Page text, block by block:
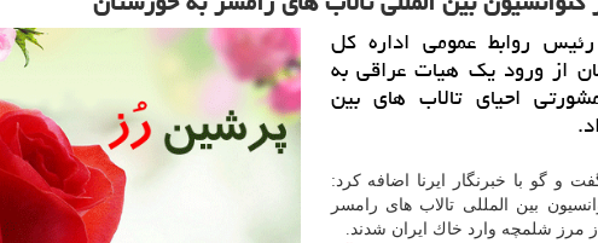
روابط عمومی اداره كل
از ورود یك هیات عراقی به
احیای تالاب های بین
و گو با خبرنگار ایرنا اضافه كرد:
بین المللی تالاب های رامسر
از مرز شلمچه وارد خاك ایران شدند.